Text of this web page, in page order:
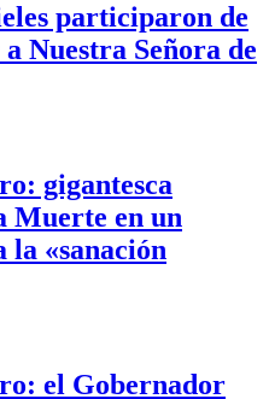
participaron de
Nuestra Señora de
gigantesca
Muerte en un
la «sanación
el Gobernador